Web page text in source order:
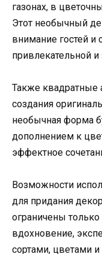
газонах, в
Этот необычный
внимание гостей и
привлекательной
Также квадратные
создания
необычная форма
дополнением к
эффектное
Возможности
для придания
ограничены
вдохновение,
сортами, цветами